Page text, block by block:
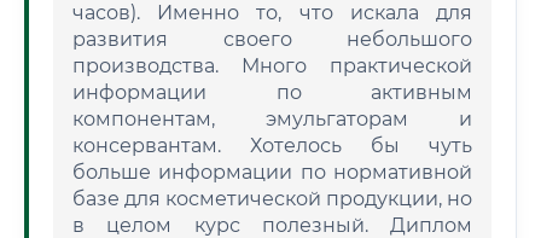
часов). Именно то, что искала для
развития своего небольшого
производства. Много практической
информации по активным
компонентам, эмульгаторам и
консервантам. Хотелось бы чуть
больше информации по нормативной
базе для косметической продукции, но
в целом курс полезный. Диплом